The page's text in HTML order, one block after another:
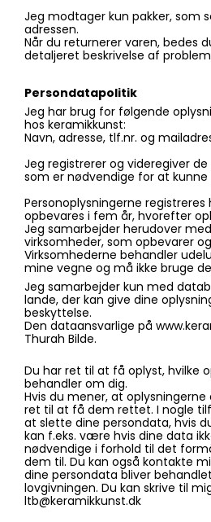
Jeg modtager kun pakker, som
adressen.
Når du returnerer varen, bedes
detaljeret beskrivelse af
Persondatapolitik
Jeg har brug for følgende
hos keramikkunst:
Navn, adresse, tlf.nr. og
Jeg registrerer og videregiver
som er nødvendige for at kunne
Personoplysningerne registreres
opbevares i fem år, hvorefter
Jeg samarbejder herudover
virksomheder, som opbevarer
Virksomhederne behandler
mine vegne og må ikke bruge
Jeg samarbejder kun med
lande, der kan give dine
beskyttelse.
Den dataansvarlige på
Thurah Bilde.
Du har ret til at få oplyst, hvilke
behandler om dig.
Hvis du mener, at
ret til at få dem rettet. I nogle
at slette dine persondata, hvis
kan f.eks. være hvis dine data
nødvendige i forhold til det
dem til. Du kan også kontakte
dine persondata bliver
lovgivningen. Du kan skrive til
ltb@keramikkunst.dk